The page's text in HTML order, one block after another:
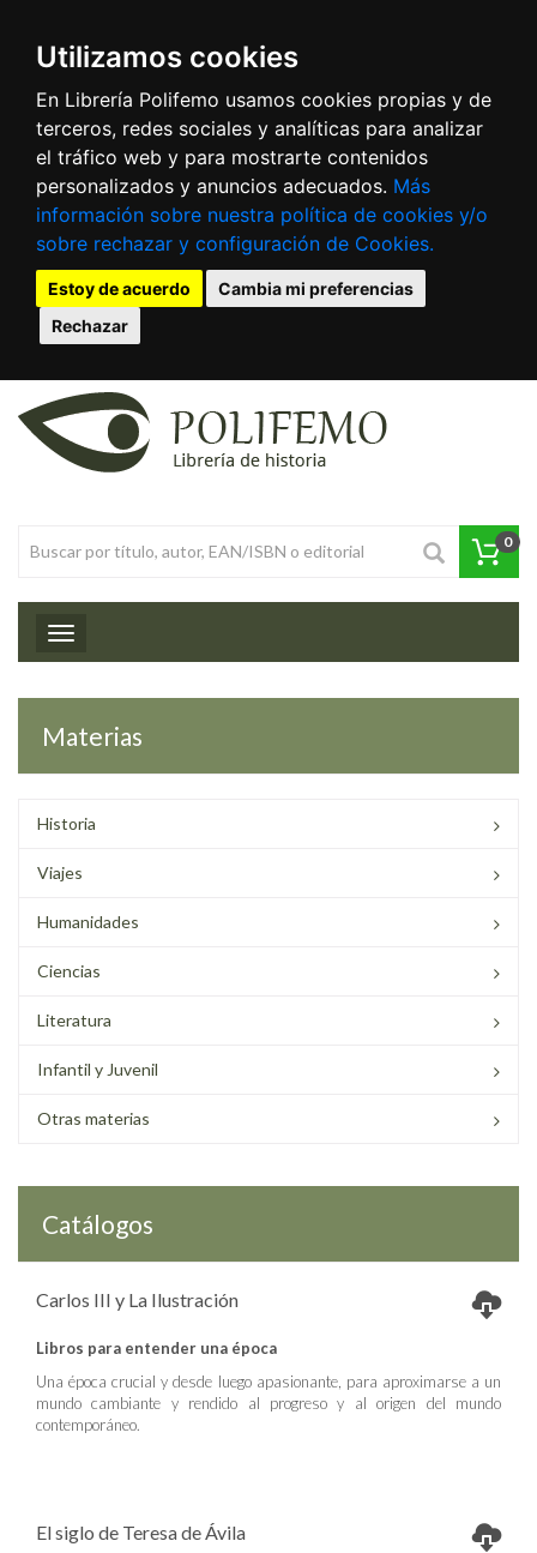
Utilizamos cookies
En Librería Polifemo usamos cookies propias y de
terceros, redes sociales y analíticas para analizar
el tráfico web y para mostrarte contenidos
personalizados y anuncios adecuados. Más
información sobre nuestra política de cookies y/o
sobre rechazar y configuración de Cookies.
Estoy de acuerdo
Cambia mi preferencias
Rechazar
0
Toggle navigation
Materias
Historia
Viajes
Humanidades
Ciencias
Literatura
Infantil y Juvenil
Otras materias
Catálogos
Carlos III y La Ilustración
Libros para entender una época
Una época crucial y desde luego apasionante, para aproximarse a un
mundo cambiante y rendido al progreso y al origen del mundo
contemporáneo.
El siglo de Teresa de Ávila